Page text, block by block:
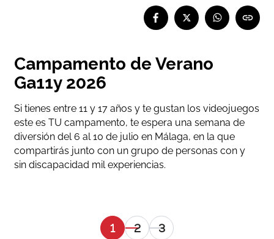
Campamento de Verano
Ga11y 2026
Si tienes entre 11 y 17 años y te gustan los videojuegos
este es TU campamento, te espera una semana de
diversión del 6 al 10 de julio en Málaga, en la que
compartirás junto con un grupo de personas con y
sin discapacidad mil experiencias.